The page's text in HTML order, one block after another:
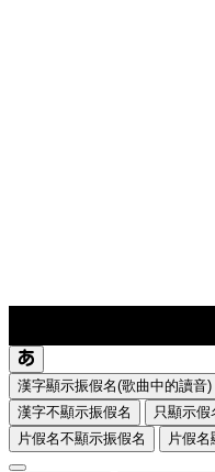
漢字顯示振假名(歌曲中的讀音)
漢字不顯示振假名
只顯示假
片假名不顯示振假名
片假名